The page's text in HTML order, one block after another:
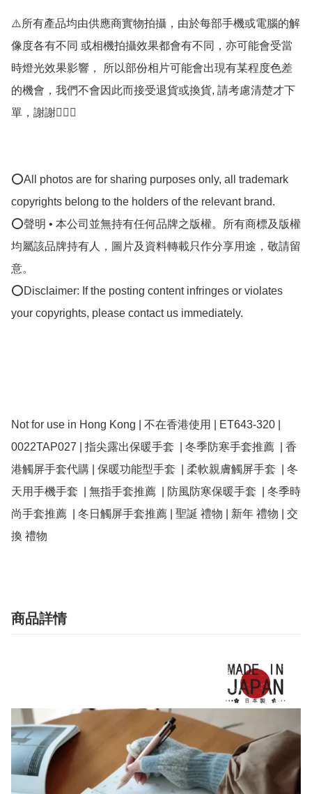
⚠️所有產品均由供應商實物拍攝，由於每部手機或電腦的解
像度各有不同 或相機拍攝效果都會有不同，亦可能會受當
時燈光效果影響， 所以部份相片可能會出現有某程度色差
的機會，我們不會因此而接受退貨或換貨, 請考慮清楚才下
單，謝謝🙇🏼‍♀️
⭕All photos are for sharing purposes only, all trademark
copyrights belong to the holders of the relevant brand.
⭕聲明 • 本公司並無持有任何品牌之版權。所有商標及版權
均屬該品牌持有人，圖片及資料轉載只作分享用途，敬請留
意。
⭕Disclaimer: If the posting content infringes or violates
your copyrights, please contact us immediately.
Not for use in Hong Kong | 不在香港使用 | ET643-320 |
0022TAP027 | 指尖露出保暖手套  | 冬季防寒手套推薦  | 香
港觸屏手套代購 | 保暖功能型手套  | 柔軟親膚觸屏手套  | 冬
天用手機手套  | 無指手套推薦  | 防風防寒保暖手套  | 冬季時
尚手套推薦  | 冬日觸屏手套推薦 | 聖誕 禮物 | 新年 禮物 | 交
商品詳情